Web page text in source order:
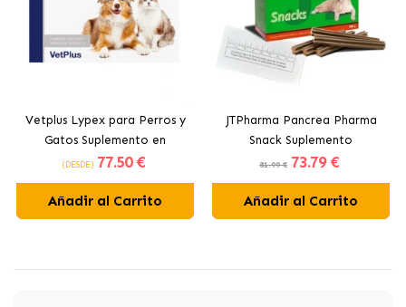
Vetplus Lypex para Perros y
Gatos Suplemento en
Cápsulas
(DESDE) 77.50 €
Añadir al Carrito
JTPharma Pancrea Pharma
Snack Suplemento
Pancreático para Perros y
81.99 € 73.79 €
Añadir al Carrito